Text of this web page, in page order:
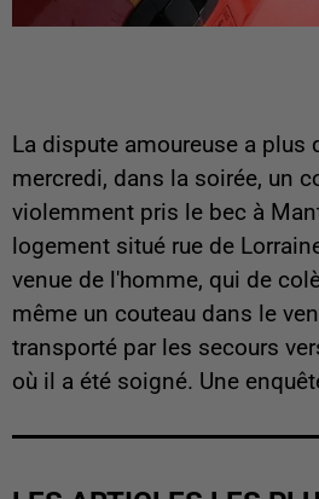
La dispute amoureuse a plus
mercredi, dans la soirée, un
violemment pris le bec à
logement situé rue de
venue de l'homme, qui de
même un couteau dans le
transporté par les secours
où il a été soigné. Une